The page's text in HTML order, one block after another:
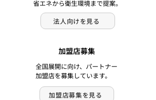
省エネから衛生環境まで提案。
法人向けを見る
加盟店募集
全国展開に向け、パートナー
加盟店を募集しています。
加盟店募集を見る